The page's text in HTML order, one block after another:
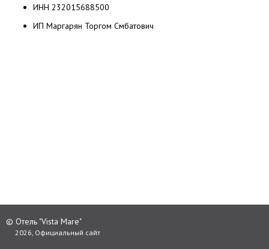
ИНН 232015688500
ИП Маргарян Торгом Смбатович
© Отель "Vista Mare"
2026, Официальный сайт